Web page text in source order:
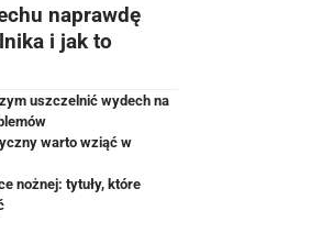
naprawdę
i jak to
uszczelnić wydech na
warto wziąć w
nożnej: tytuły, które